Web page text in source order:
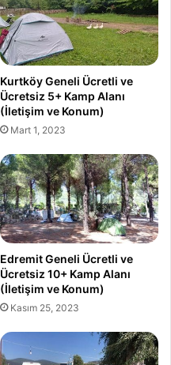
Kurtköy Geneli Ücretli ve
Ücretsiz 5+ Kamp Alanı
(İletişim ve Konum)
Mart 1, 2023
Edremit Geneli Ücretli ve
Ücretsiz 10+ Kamp Alanı
(İletişim ve Konum)
Kasım 25, 2023